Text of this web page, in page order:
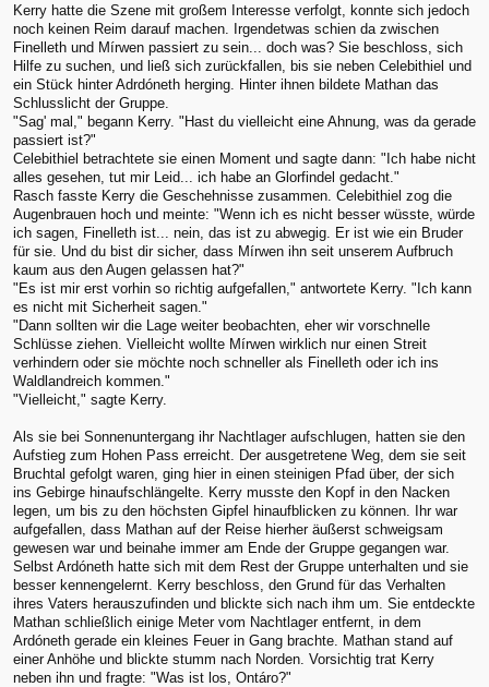
Kerry hatte die Szene mit großem Interesse verfolgt, konnte sich jedoch
noch keinen Reim darauf machen. Irgendetwas schien da zwischen
Finelleth und Mírwen passiert zu sein... doch was? Sie beschloss, sich
Hilfe zu suchen, und ließ sich zurückfallen, bis sie neben Celebithiel und
ein Stück hinter Adrdóneth herging. Hinter ihnen bildete Mathan das
Schlusslicht der Gruppe.
"Sag' mal," begann Kerry. "Hast du vielleicht eine Ahnung, was da gerade
passiert ist?"
Celebithiel betrachtete sie einen Moment und sagte dann: "Ich habe nicht
alles gesehen, tut mir Leid... ich habe an Glorfindel gedacht."
Rasch fasste Kerry die Geschehnisse zusammen. Celebithiel zog die
Augenbrauen hoch und meinte: "Wenn ich es nicht besser wüsste, würde
ich sagen, Finelleth ist... nein, das ist zu abwegig. Er ist wie ein Bruder
für sie. Und du bist dir sicher, dass Mírwen ihn seit unserem Aufbruch
kaum aus den Augen gelassen hat?"
"Es ist mir erst vorhin so richtig aufgefallen," antwortete Kerry. "Ich kann
es nicht mit Sicherheit sagen."
"Dann sollten wir die Lage weiter beobachten, eher wir vorschnelle
Schlüsse ziehen. Vielleicht wollte Mírwen wirklich nur einen Streit
verhindern oder sie möchte noch schneller als Finelleth oder ich ins
Waldlandreich kommen."
"Vielleicht," sagte Kerry.
Als sie bei Sonnenuntergang ihr Nachtlager aufschlugen, hatten sie den
Aufstieg zum Hohen Pass erreicht. Der ausgetretene Weg, dem sie seit
Bruchtal gefolgt waren, ging hier in einen steinigen Pfad über, der sich
ins Gebirge hinaufschlängelte. Kerry musste den Kopf in den Nacken
legen, um bis zu den höchsten Gipfel hinaufblicken zu können. Ihr war
aufgefallen, dass Mathan auf der Reise hierher äußerst schweigsam
gewesen war und beinahe immer am Ende der Gruppe gegangen war.
Selbst Ardóneth hatte sich mit dem Rest der Gruppe unterhalten und sie
besser kennengelernt. Kerry beschloss, den Grund für das Verhalten
ihres Vaters herauszufinden und blickte sich nach ihm um. Sie entdeckte
Mathan schließlich einige Meter vom Nachtlager entfernt, in dem
Ardóneth gerade ein kleines Feuer in Gang brachte. Mathan stand auf
einer Anhöhe und blickte stumm nach Norden. Vorsichtig trat Kerry
neben ihn und fragte: "Was ist los, Ontáro?"